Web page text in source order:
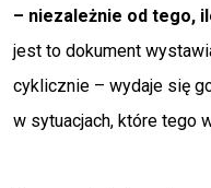
– niezależnie od tego,
jest to dokument
cyklicznie – wydaje się
w sytuacjach, które tego